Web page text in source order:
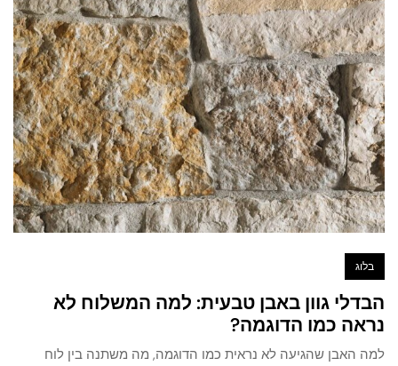
בלוג
הבדלי גוון באבן טבעית: למה המשלוח לא
נראה כמו הדוגמה?
למה האבן שהגיעה לא נראית כמו הדוגמה, מה משתנה בין לוח